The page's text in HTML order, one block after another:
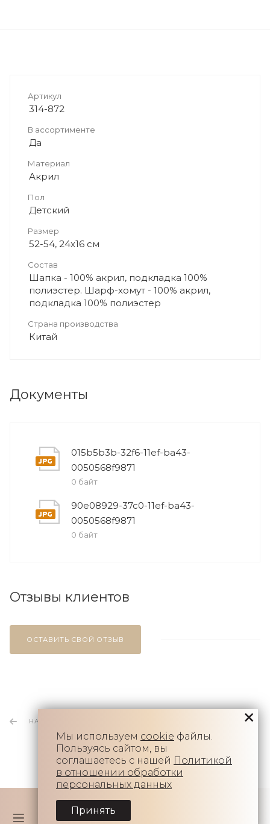
Артикул
314-872
В ассортименте
Да
Материал
Акрил
Пол
Детский
Размер
52-54, 24x16 см
Состав
Шапка - 100% акрил, подкладка 100%
полиэстер. Шарф-хомут - 100% акрил,
подкладка 100% полиэстер
Страна производства
Китай
Документы
015b5b3b-32f6-11ef-ba43-
0050568f9871
0 байт
90e08929-37c0-11ef-ba43-
0050568f9871
0 байт
Отзывы клиентов
ОСТАВИТЬ СВОЙ ОТЗЫВ
НАЗАД К СПИСКУ
Мы используем cookie файлы.
Пользуясь сайтом, вы
соглашаетесь с нашей Политикой
в отношении обработки
персональных данных
Принять